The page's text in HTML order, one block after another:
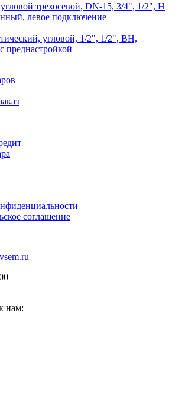
трехосевой, DN-15, 3/4", 1/2", Н
левое подключение
угловой, 1/2", 1/2", ВН,
преднастройкой
соглашение
нам: